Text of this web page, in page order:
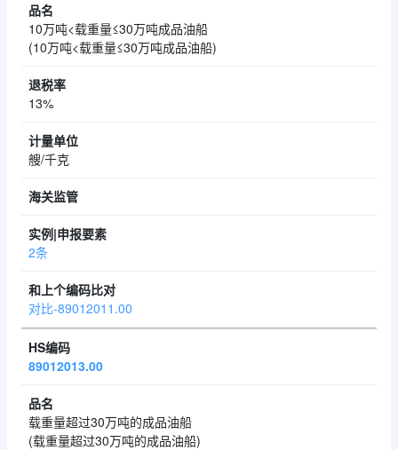
10万吨<载重量≤30万吨成品油船
(10万吨<载重量≤30万吨成品油船)
13%
艘/千克
2条
对比-89012011.00
89012013.00
载重量超过30万吨的成品油船
(载重量超过30万吨的成品油船)